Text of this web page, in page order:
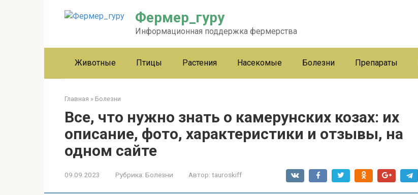
Фермер_гуру
Информационная поддержка фермерства
Животные Птицы Растения Насекомые Болезни Препараты
Главная » Болезни
Все, что нужно знать о камерунских козах: их
описание, фото, характеристики и отзывы, на
одном сайте
09.09.2023 Рубрика: Болезни Автор: tauroskiff